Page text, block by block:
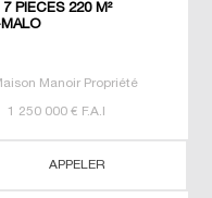
PIECES 220 M²
Manoir Propriété
1 250 000 € F.A.I
APPELER